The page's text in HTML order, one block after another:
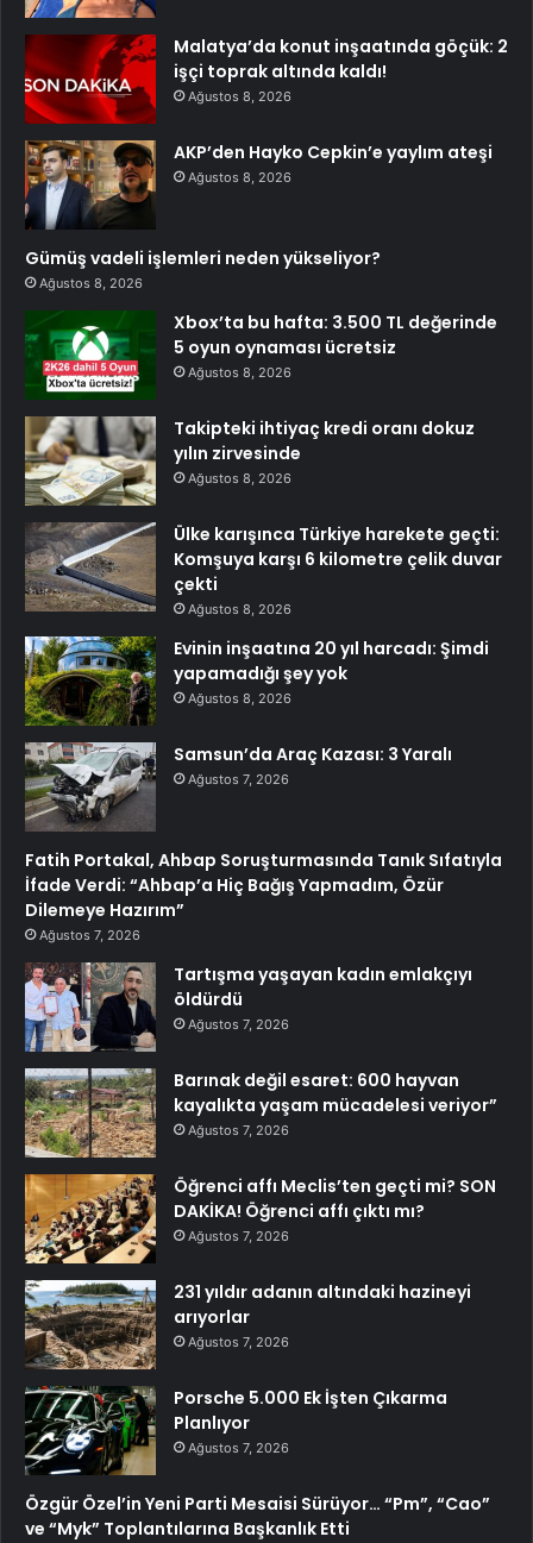
Malatya’da konut inşaatında göçük: 2
işçi toprak altında kaldı!
Ağustos 8, 2026
AKP’den Hayko Cepkin’e yaylım ateşi
Ağustos 8, 2026
Gümüş vadeli işlemleri neden yükseliyor?
Ağustos 8, 2026
Xbox’ta bu hafta: 3.500 TL değerinde
5 oyun oynaması ücretsiz
Ağustos 8, 2026
Takipteki ihtiyaç kredi oranı dokuz
yılın zirvesinde
Ağustos 8, 2026
Ülke karışınca Türkiye harekete geçti:
Komşuya karşı 6 kilometre çelik duvar
çekti
Ağustos 8, 2026
Evinin inşaatına 20 yıl harcadı: Şimdi
yapamadığı şey yok
Ağustos 8, 2026
Samsun’da Araç Kazası: 3 Yaralı
Ağustos 7, 2026
Fatih Portakal, Ahbap Soruşturmasında Tanık Sıfatıyla
İfade Verdi: “Ahbap’a Hiç Bağış Yapmadım, Özür
Dilemeye Hazırım”
Ağustos 7, 2026
Tartışma yaşayan kadın emlakçıyı
öldürdü
Ağustos 7, 2026
Barınak değil esaret: 600 hayvan
kayalıkta yaşam mücadelesi veriyor”
Ağustos 7, 2026
Öğrenci affı Meclis’ten geçti mi? SON
DAKİKA! Öğrenci affı çıktı mı?
Ağustos 7, 2026
231 yıldır adanın altındaki hazineyi
arıyorlar
Ağustos 7, 2026
Porsche 5.000 Ek İşten Çıkarma
Planlıyor
Ağustos 7, 2026
Özgür Özel’in Yeni Parti Mesaisi Sürüyor… “Pm”, “Cao”
ve “Myk” Toplantılarına Başkanlık Etti